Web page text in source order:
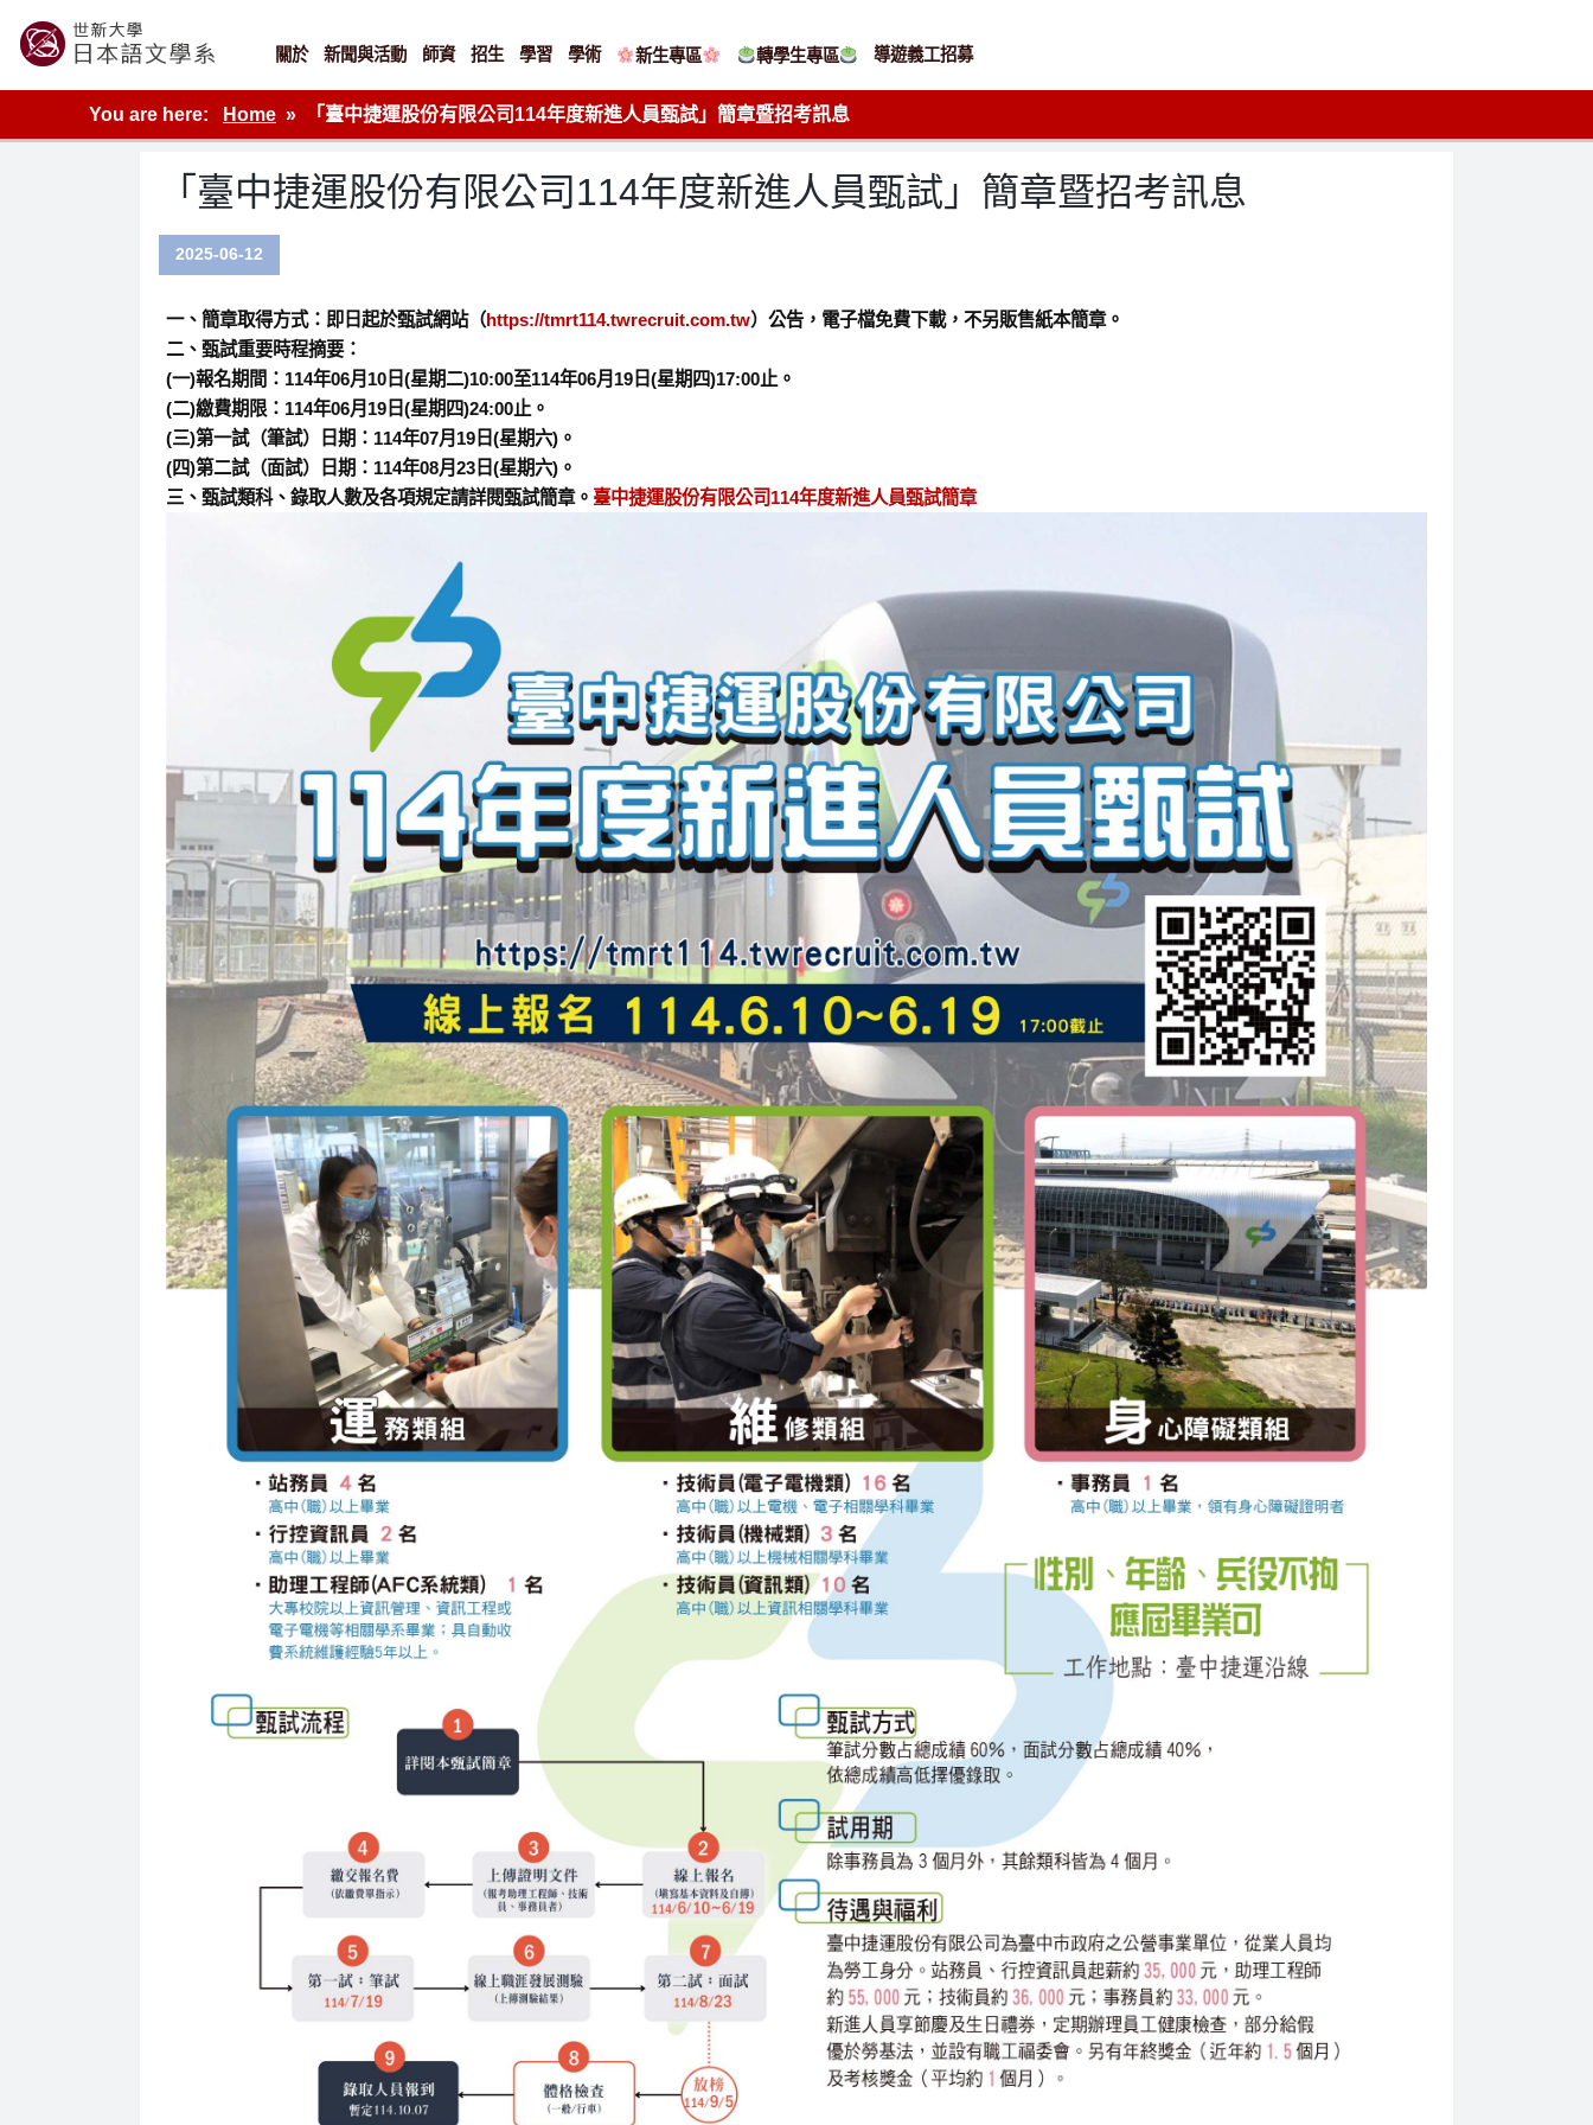
content
世新大學教學單位的網站
關於 新聞與活動 師資 招生 學習 學術 新生專區 轉學生專區 導遊義工招募
You are here: Home 「臺中捷運股份有限公司114年度新進人員甄試」簡章暨招考訊息
「臺中捷運股份有限公司114年度新進人員甄試」簡章暨招考訊息
2025-06-12
一、簡章取得方式：即日起於甄試網站（https://tmrt114.twrecruit.com.tw）公告，電子檔免費下載，不另販售紙本簡章。
二、甄試重要時程摘要：
(一)報名期間：114年06月10日(星期二)10:00至114年06月19日(星期四)17:00止。
(二)繳費期限：114年06月19日(星期四)24:00止。
(三)第一試（筆試）日期：114年07月19日(星期六)。
(四)第二試（面試）日期：114年08月23日(星期六)。
三、甄試類科、錄取人數及各項規定請詳閱甄試簡章。 臺中捷運股份有限公司114年度新進人員甄試簡章